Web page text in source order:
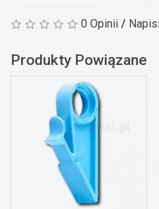
0 Opinii /
Produkty Powiązane